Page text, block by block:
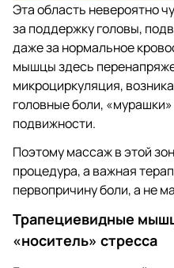
Эта область невероятно
за поддержку головы,
даже за нормальное
мышцы здесь
микроциркуляция,
головные боли,
подвижности.
Поэтому массаж в этой
процедура, а важная
первопричину боли, а не
Трапециевидные
«носитель» стресса